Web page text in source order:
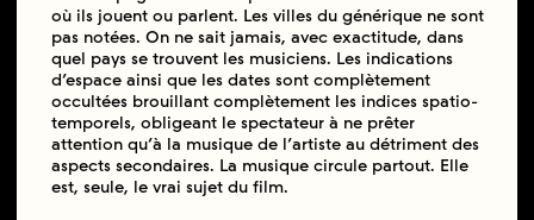
où ils jouent ou parlent. Les villes du générique ne sont
pas notées. On ne sait jamais, avec exactitude, dans
quel pays se trouvent les musiciens. Les indications
d’espace ainsi que les dates sont complètement
occultées brouillant complètement les indices spatio-
temporels, obligeant le spectateur à ne prêter
attention qu’à la musique de l’artiste au détriment des
aspects secondaires. La musique circule partout. Elle
est, seule, le vrai sujet du film.